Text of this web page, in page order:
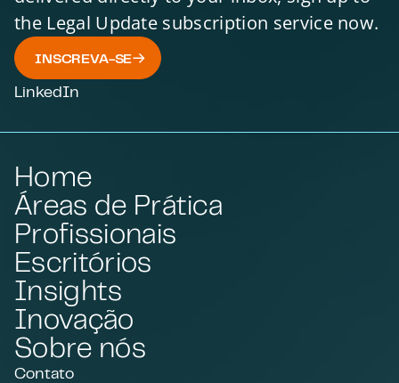
the Legal Update subscription service now.
INSCREVA-SE
LinkedIn
Home
Áreas de Prática
Profissionais
Escritórios
Insights
Inovação
Sobre nós
Contato